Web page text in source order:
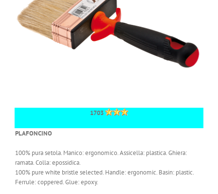
1703
PLAFONCINO
100% pura setola. Manico: ergonomico. Assicella: plastica. Ghiera:
ramata. Colla: epossidica.
100% pure white bristle selected. Handle: ergonomic. Basin: plastic.
Ferrule: coppered. Glue: epoxy.